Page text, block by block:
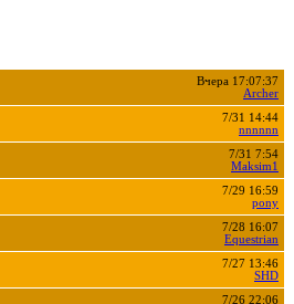
Вчера 17:07:37
Archer
7/31 14:44
nnnnnn
7/31 7:54
Maksim1
7/29 16:59
pony
7/28 16:07
Equestrian
7/27 13:46
SHD
7/26 22:06